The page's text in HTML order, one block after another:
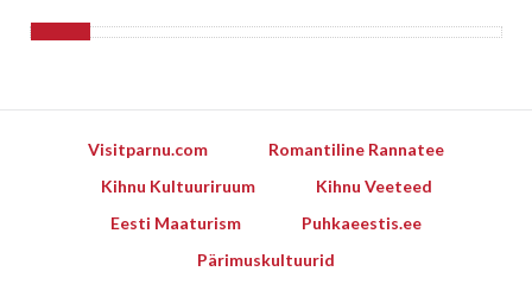
Visitparnu.com
Romantiline Rannatee
Kihnu Kultuuriruum
Kihnu Veeteed
Eesti Maaturism
Puhkaeestis.ee
Pärimuskultuurid